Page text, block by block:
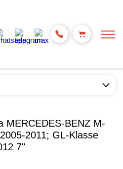
MERCEDES-BENZ M-
2011; GL-Klasse
7"